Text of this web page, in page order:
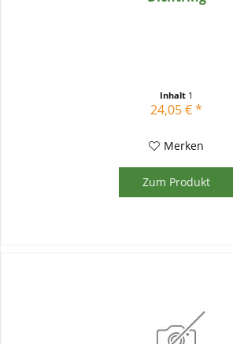
Inhalt 1
24,05 € *
Merken
Zum Produkt